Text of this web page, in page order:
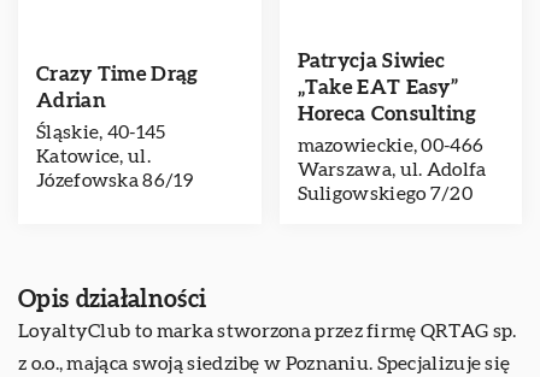
Crazy Time Drąg
Adrian
Śląskie, 40-145
Katowice, ul.
Józefowska 86/19
Patrycja Siwiec
„Take EAT Easy”
Horeca Consulting
mazowieckie, 00-466
Warszawa, ul. Adolfa
Suligowskiego 7/20
Opis działalności
LoyaltyClub to marka stworzona przez firmę QRTAG sp.
z o.o., mająca swoją siedzibę w Poznaniu. Specjalizuje się